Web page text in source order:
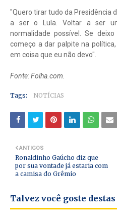
"Quero tirar tudo da Presidência
a ser o Lula. Voltar a ser
normalidade possível. Se
começo a dar palpite na
em coisa que eu não devo".
Fonte: Folha.com.
Tags: NOTÍCIAS
ANTIGOS
Ronaldinho Gaúcho diz que
por sua vontade já estaria com
a camisa do Grêmio
Talvez você goste